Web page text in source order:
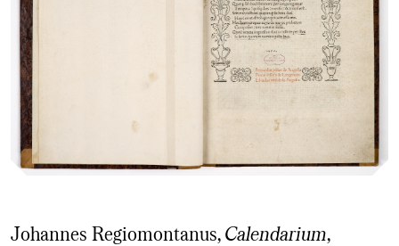
Johannes Regiomontanus,Calendarium,